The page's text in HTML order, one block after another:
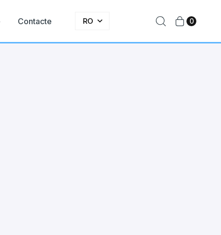
Contacte RO 0